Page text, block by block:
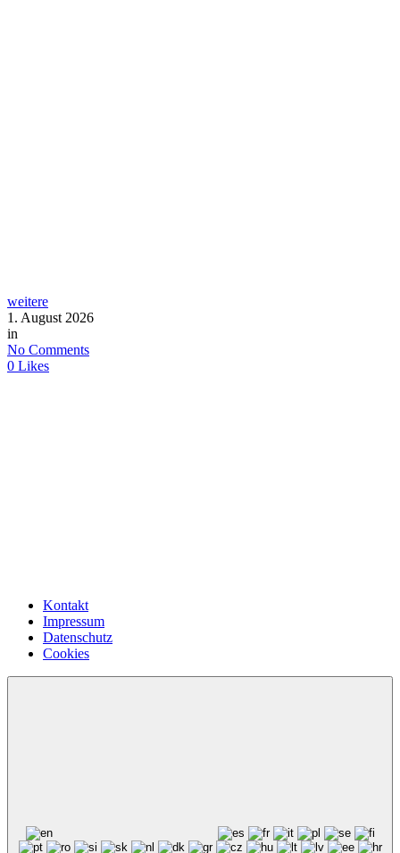
weitere
1. August 2026
in
No Comments
0 Likes
Kontakt
Impressum
Datenschutz
Cookies